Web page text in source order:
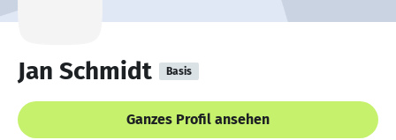
Jan Schmidt Basis
Ganzes Profil ansehen